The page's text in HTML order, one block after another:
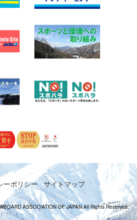
ーポリシー サイトマップ
ASSOCIATION OF JAPAN All Rights Reserved.